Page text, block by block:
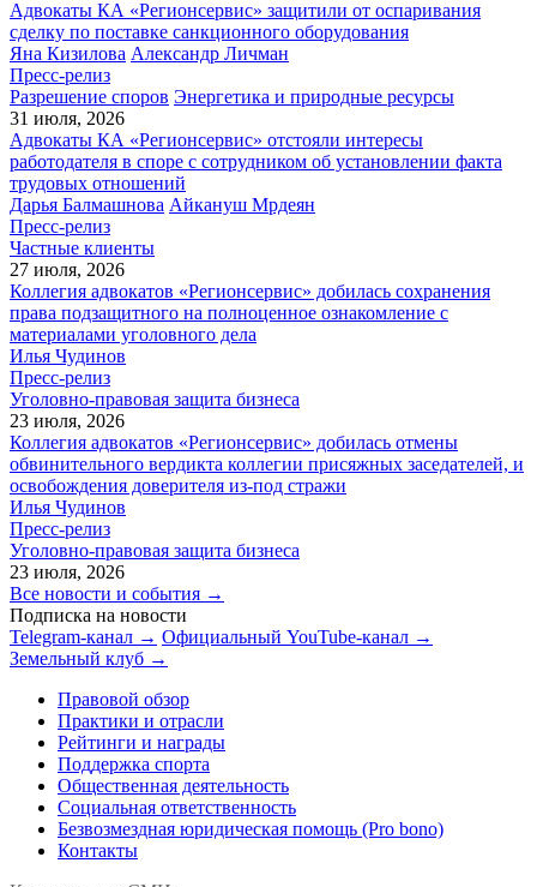
Адвокаты КА «Регионсервис» защитили от оспаривания
сделку по поставке санкционного оборудования
Яна Кизилова Александр Личман
Пресс-релиз
Разрешение споров Энергетика и природные ресурсы
31 июля, 2026
Адвокаты КА «Регионсервис» отстояли интересы
работодателя в споре с сотрудником об установлении факта
трудовых отношений
Дарья Балмашнова Айкануш Мрдеян
Пресс-релиз
Частные клиенты
27 июля, 2026
Коллегия адвокатов «Регионсервис» добилась сохранения
права подзащитного на полноценное ознакомление с
материалами уголовного дела
Илья Чудинов
Пресс-релиз
Уголовно-правовая защита бизнеса
23 июля, 2026
Коллегия адвокатов «Регионсервис» добилась отмены
обвинительного вердикта коллегии присяжных заседателей, и
освобождения доверителя из-под стражи
Илья Чудинов
Пресс-релиз
Уголовно-правовая защита бизнеса
23 июля, 2026
Все новости и события →
Подписка на новости
Telegram-канал → Официальный YouTube-канал →
Земельный клуб →
Правовой обзор
Практики и отрасли
Рейтинги и награды
Поддержка спорта
Общественная деятельность
Социальная ответственность
Безвозмездная юридическая помощь (Pro bono)
Контакты